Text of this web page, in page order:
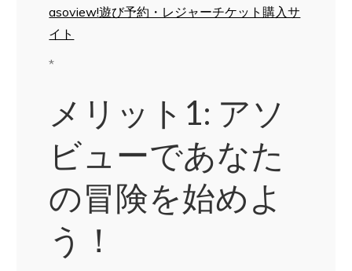
asoview!遊び予約・レジャーチケット購入サ
イト
*
メリット1: アソ
ビューであなた
の冒険を始めよ
う！